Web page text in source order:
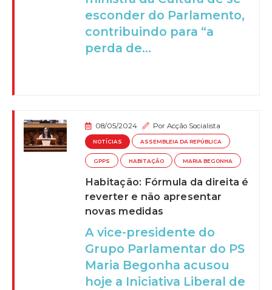
esconder do Parlamento,
contribuindo para “a
perda de...
08/05/2024 PorAcção Socialista
NOTÍCIAS ASSEMBLEIA DA REPÚBLICA
GPPS HABITAÇÃO MARIA BEGONHA
Habitação: Fórmula da direita é
reverter e não apresentar
novas medidas
A vice-presidente do
Grupo Parlamentar do PS
Maria Begonha acusou
hoje a Iniciativa Liberal de